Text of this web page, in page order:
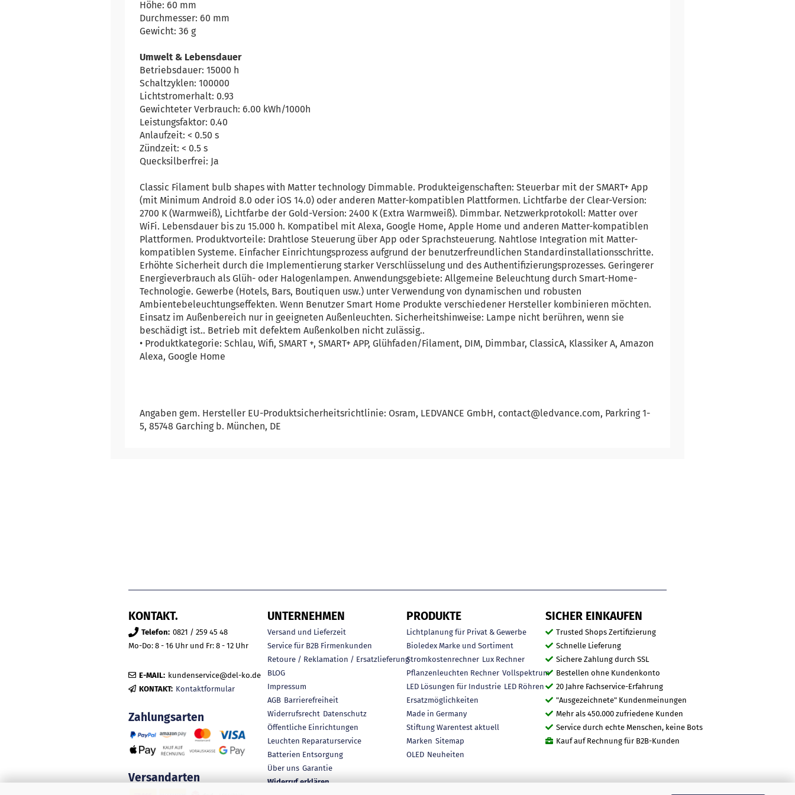
Höhe: 60 mm
Durchmesser: 60 mm
Gewicht: 36 g
Umwelt & Lebensdauer
Betriebsdauer: 15000 h
Schaltzyklen: 100000
Lichtstromerhalt: 0.93
Gewichteter Verbrauch: 6.00 kWh/1000h
Leistungsfaktor: 0.40
Anlaufzeit: < 0.50 s
Zündzeit: < 0.5 s
Quecksilberfrei: Ja
Classic Filament bulb shapes with Matter technology Dimmable. Produkteigenschaften: Steuerbar mit der SMART+ App
(mit Minimum Android 8.0 oder iOS 14.0) oder anderen Matter-kompatiblen Plattformen. Lichtfarbe der Clear-Version:
2700 K (Warmweiß), Lichtfarbe der Gold-Version: 2400 K (Extra Warmweiß). Dimmbar. Netzwerkprotokoll: Matter over
WiFi. Lebensdauer bis zu 15.000 h. Kompatibel mit Alexa, Google Home, Apple Home und anderen Matter-kompatiblen
Plattformen. Produktvorteile: Drahtlose Steuerung über App oder Sprachsteuerung. Nahtlose Integration mit Matter-
kompatiblen Systeme. Einfacher Einrichtungsprozess aufgrund der benutzerfreundlichen Standardinstallationsschritte.
Erhöhte Sicherheit durch die Implementierung starker Verschlüsselung und des Authentifizierungsprozesses. Geringerer
Energieverbrauch als Glüh- oder Halogenlampen. Anwendungsgebiete: Allgemeine Beleuchtung durch Smart-Home-
Technologie. Gewerbe (Hotels, Bars, Boutiquen usw.) unter Verwendung von dynamischen und robusten
Ambientebeleuchtungseffekten. Wenn Benutzer Smart Home Produkte verschiedener Hersteller kombinieren möchten.
Einsatz im Außenbereich nur in geeigneten Außenleuchten. Sicherheitshinweise: Lampe nicht berühren, wenn sie
beschädigt ist.. Betrieb mit defektem Außenkolben nicht zulässig..
• Produktkategorie: Schlau, Wifi, SMART +, SMART+ APP, Glühfaden/Filament, DIM, Dimmbar, ClassicA, Klassiker A, Amazon
Alexa, Google Home
Angaben gem. Hersteller EU-Produktsicherheitsrichtlinie: Osram, LEDVANCE GmbH, contact@ledvance.com, Parkring 1-
5, 85748 Garching b. München, DE
KONTAKT.
Telefon: 0821 / 259 45 48
Mo-Do: 8 - 16 Uhr und Fr: 8 - 12 Uhr
E-MAIL: kundenservice@del-ko.de
KONTAKT: Kontaktformular
Zahlungsarten
Versandarten
UNTERNEHMEN
Versand und Lieferzeit
Service für B2B Firmenkunden
Retoure / Reklamation / Ersatzlieferung
BLOG
Impressum
AGB Barrierefreiheit
Widerrufsrecht Datenschutz
Öffentliche Einrichtungen
Leuchten Reparaturservice
Batterien Entsorgung
Über uns Garantie
Widerruf erklären
PRODUKTE
Lichtplanung für Privat & Gewerbe
Bioledex Marke und Sortiment
Stromkostenrechner Lux Rechner
Pflanzenleuchten Rechner Vollspektrum
LED Lösungen für Industrie LED Röhren
Ersatzmöglichkeiten
Made in Germany
Stiftung Warentest aktuell
Marken Sitemap
OLED Neuheiten
SICHER EINKAUFEN
Trusted Shops Zertifizierung
Schnelle Lieferung
Sichere Zahlung durch SSL
Bestellen ohne Kundenkonto
20 Jahre Fachservice-Erfahrung
"Ausgezeichnete" Kundenmeinungen
Mehr als 450.000 zufriedene Kunden
Service durch echte Menschen, keine Bots
Kauf auf Rechnung für B2B-Kunden